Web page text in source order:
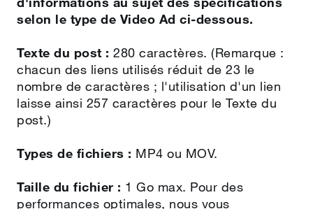
selon le type de Video Ad ci-dessous.
Texte du post : 280 caractères. (Remarque :
chacun des liens utilisés réduit de 23 le
nombre de caractères ; l'utilisation d'un lien
laisse ainsi 257 caractères pour le Texte du
post.)
Types de fichiers : MP4 ou MOV.
Taille du fichier : 1 Go max. Pour des
performances optimales, nous vous